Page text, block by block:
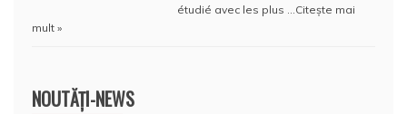
étudié avec les plus …Citește mai
mult »
NOUTĂȚI-NEWS